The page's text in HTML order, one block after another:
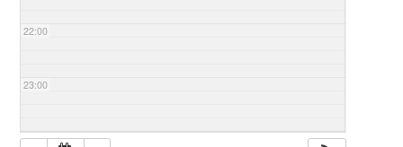
22:00
23:00